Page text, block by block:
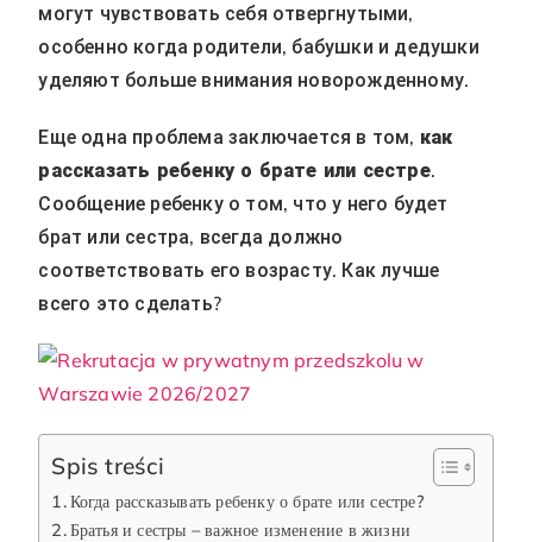
могут чувствовать себя отвергнутыми,
особенно когда родители, бабушки и дедушки
уделяют больше внимания новорожденному.
Еще одна проблема заключается в том, как
рассказать ребенку о брате или сестре.
Сообщение ребенку о том, что у него будет
брат или сестра, всегда должно
соответствовать его возрасту. Как лучше
всего это сделать?
Spis treści
Когда рассказывать ребенку о брате или сестре?
Братья и сестры – важное изменение в жизни